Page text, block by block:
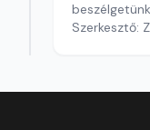
beszélgetünk
Szerkesztő: